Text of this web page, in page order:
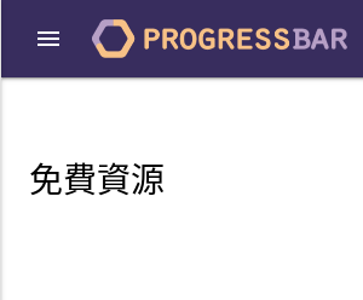
免費資源